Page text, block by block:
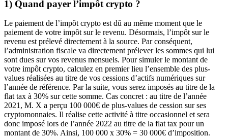
1) Quand payer l’impôt crypto ?
Le paiement de l’impôt crypto est dû au même moment que le
paiement de votre impôt sur le revenu. Désormais, l’impôt sur le
revenu est prélevé directement à la source. Par conséquent,
l’administration fiscale va directement prélever les sommes qui lui
sont dues sur vos revenus mensuels. Pour simuler le montant de
votre impôt crypto, calculez en premier lieu l’ensemble des plus-
values réalisées au titre de vos cessions d’actifs numériques sur
l’année de référence. Par la suite, vous serez imposés au titre de la
flat tax à 30% sur cette somme. Cas concret : au titre de l’année
2021, M. X a perçu 100 000€ de plus-values de cession sur ses
cryptomonnaies. Il réalise cette activité à titre occasionnel et sera
donc imposé lors de l’année 2022 au titre de la flat tax pour un
montant de 30%. Ainsi, 100 000 x 30% = 30 000€ d’imposition.